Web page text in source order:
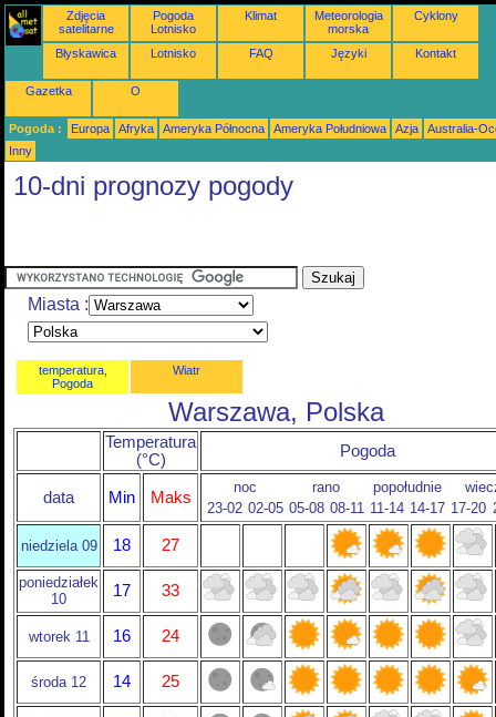
Zdjęcia
satelitarne
Pogoda
Lotnisko
Klimat
Meteorologia
morska
Cyklony
Błyskawica Lotnisko FAQ Języki Kontakt
Gazetka O
Pogoda : Europa Afryka Ameryka Północna Ameryka Południowa Azja
Australia-
Inny
10-dni prognozy pogody
Miasta :
temperatura,
Pogoda
Wiatr
Warszawa, Polska
Temperatura
(°C)
Pogoda
data Min Maks
noc rano popołudnie
23-02 02-05 05-08 08-11 11-14 14-17 17-20
niedziela 09 18 27
poniedziałek
10
17 33
wtorek 11 16 24
środa 12 14 25